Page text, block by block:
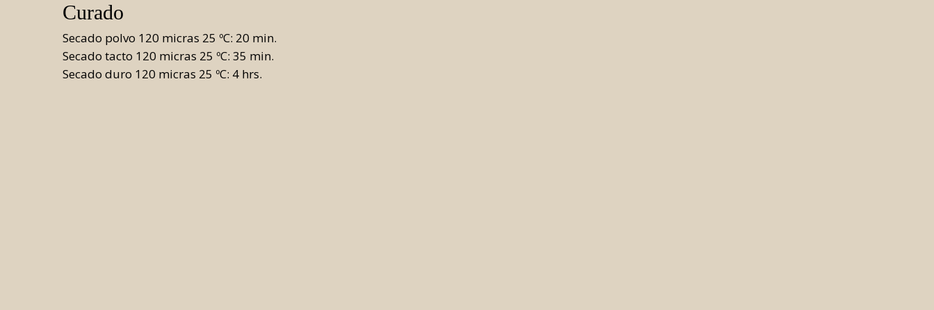
Curado
Secado polvo 120 micras 25 ºC: 20 min.
Secado tacto 120 micras 25 ºC: 35 min.
Secado duro 120 micras 25 ºC: 4 hrs.